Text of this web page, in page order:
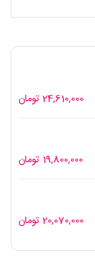
24,610,000 تومان
19,800,000 تومان
20,070,000 تومان